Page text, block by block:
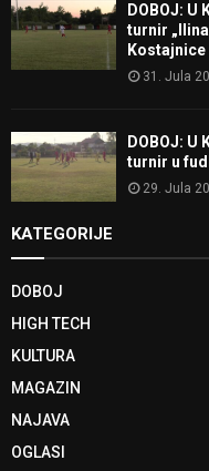
DOBOJ:
turnir
Kostajnice
31. Jula
DOBOJ:
turnir u
29. Jula
KATEGORIJE
DOBOJ
HIGH TECH
KULTURA
MAGAZIN
NAJAVA
OGLASI